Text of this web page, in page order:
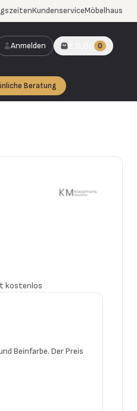
KundenserviceMöbelhaus
Anmelden € 0,00 0
Beratung
kostenlos
Beinfarbe. Der Preis